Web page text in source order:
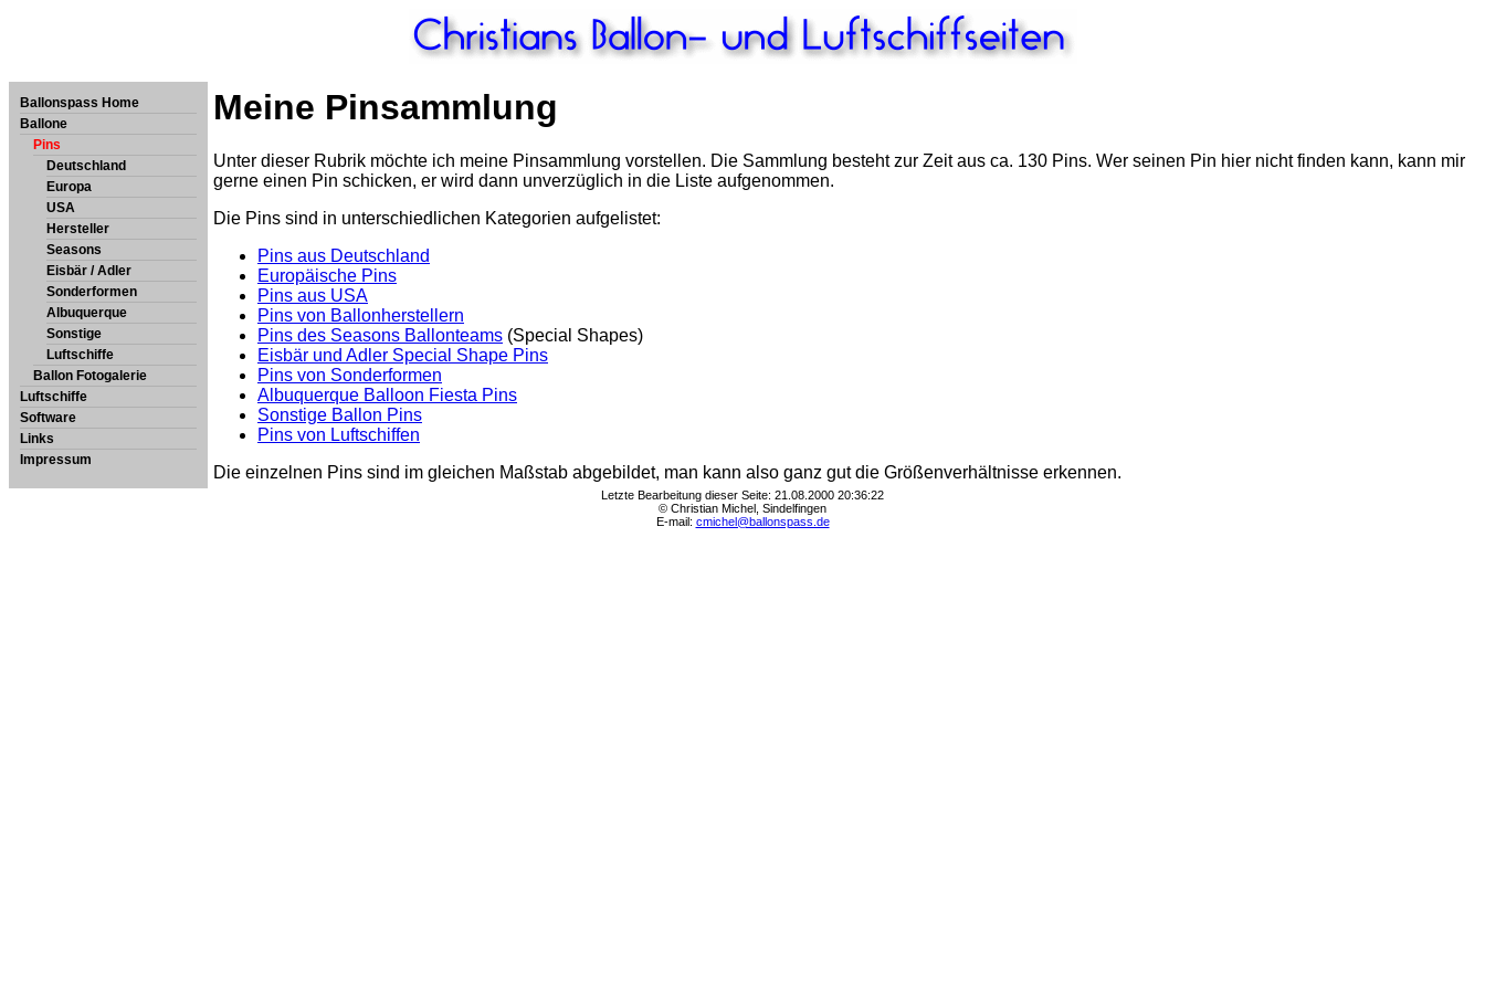
Ballonspass Home
Ballone
Pins
Deutschland
Europa
USA
Hersteller
Seasons
Eisbär / Adler
Sonderformen
Albuquerque
Sonstige
Luftschiffe
Ballon Fotogalerie
Luftschiffe
Software
Links
Impressum
Meine Pinsammlung
Unter dieser Rubrik möchte ich meine Pinsammlung vorstellen. Die Sammlung besteht zur Zeit aus ca. 130 Pins. Wer seinen Pin hier nicht finden kann, kann mir
gerne einen Pin schicken, er wird dann unverzüglich in die Liste aufgenommen.
Die Pins sind in unterschiedlichen Kategorien aufgelistet:
Pins aus Deutschland
Europäische Pins
Pins aus USA
Pins von Ballonherstellern
Pins des Seasons Ballonteams (Special Shapes)
Eisbär und Adler Special Shape Pins
Pins von Sonderformen
Albuquerque Balloon Fiesta Pins
Sonstige Ballon Pins
Pins von Luftschiffen
Die einzelnen Pins sind im gleichen Maßstab abgebildet, man kann also ganz gut die Größenverhältnisse erkennen.
Letzte Bearbeitung dieser Seite: 21.08.2000 20:36:22
© Christian Michel, Sindelfingen
E-mail: cmichel@ballonspass.de